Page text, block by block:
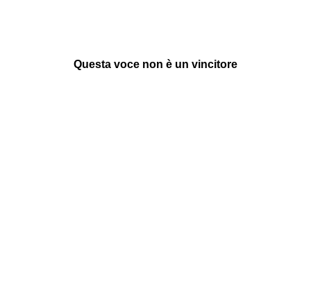
Questa voce non è un vincitore